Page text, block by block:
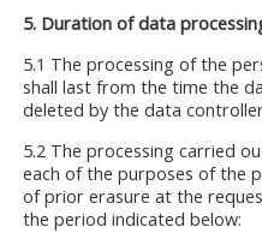
5. Duration of data
5.1 The processing of the
shall last from the time the
deleted by the data
5.2 The processing carried
each of the purposes of the
of prior erasure at the
the period indicated below: